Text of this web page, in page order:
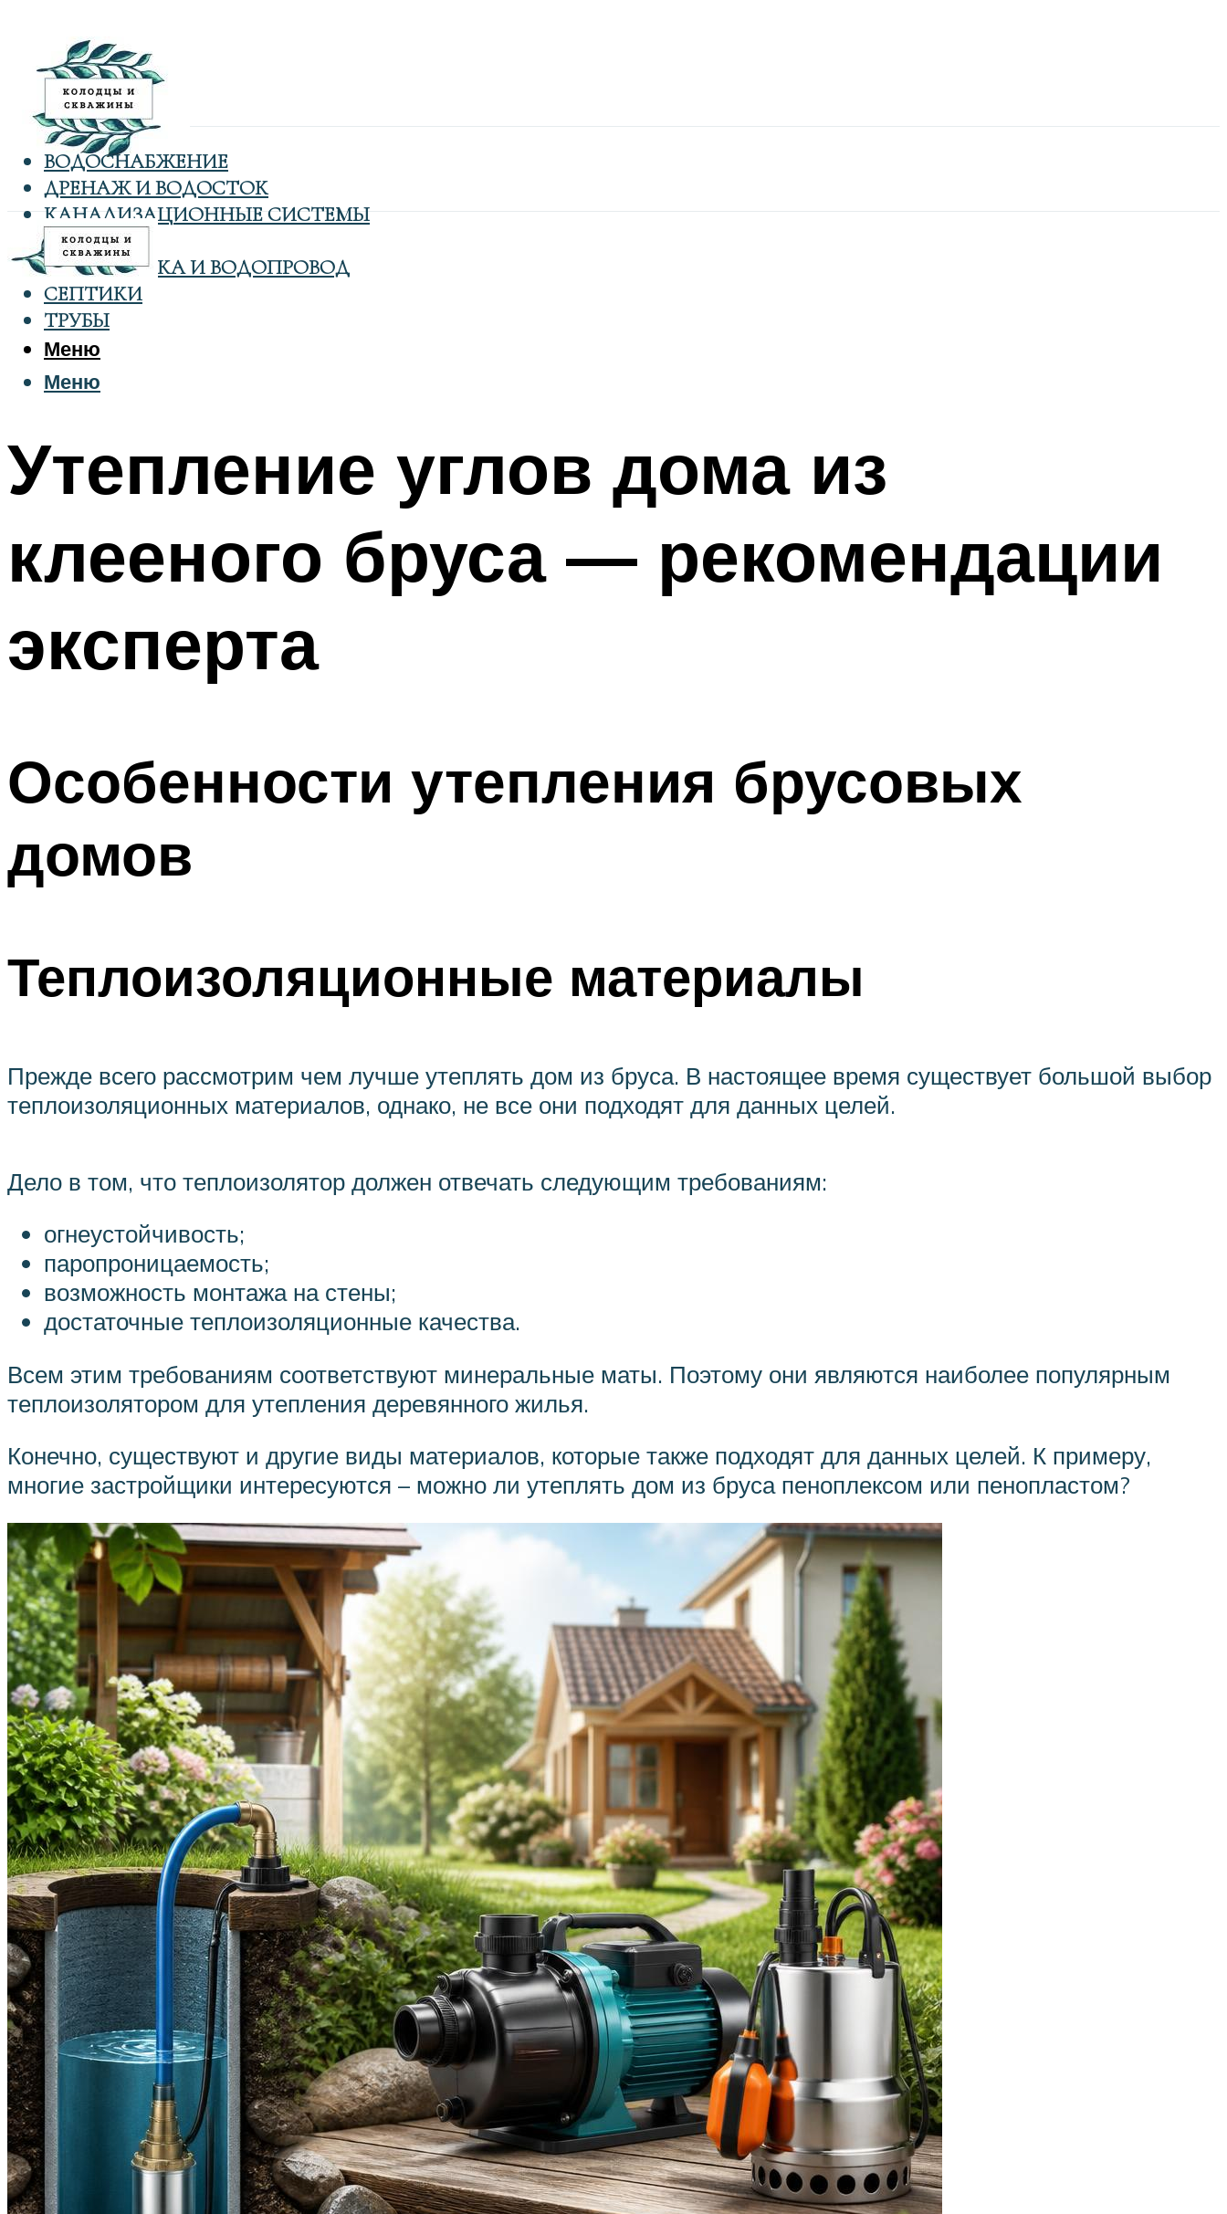
ВОДОСНАБЖЕНИЕ
ДРЕНАЖ И ВОДОСТОК
КАНАЛИЗАЦИОННЫЕ СИСТЕМЫ
КОЛОДЦЫ
САНТЕХНИКА И ВОДОПРОВОД
СЕПТИКИ
ТРУБЫ
Меню
Меню
Утепление углов дома из
клееного бруса — рекомендации
эксперта
Особенности утепления брусовых
домов
Теплоизоляционные материалы
Прежде всего рассмотрим чем лучше утеплять дом из бруса. В настоящее время существует большой выбор
теплоизоляционных материалов, однако, не все они подходят для данных целей.
Дело в том, что теплоизолятор должен отвечать следующим требованиям:
огнеустойчивость;
паропроницаемость;
возможность монтажа на стены;
достаточные теплоизоляционные качества.
Всем этим требованиям соответствуют минеральные маты. Поэтому они являются наиболее популярным
теплоизолятором для утепления деревянного жилья.
Конечно, существуют и другие виды материалов, которые также подходят для данных целей. К примеру,
многие застройщики интересуются – можно ли утеплять дом из бруса пеноплексом или пенопластом?